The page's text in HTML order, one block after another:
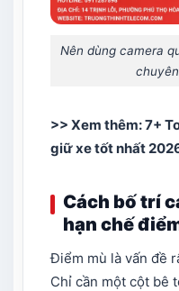
Nên dùng camera
>> Xem thêm:7+
giữ xe tốt nhất
Cách bố trí
hạn chế
Điểm mù là vấn đề
Chỉ cần một cột bê